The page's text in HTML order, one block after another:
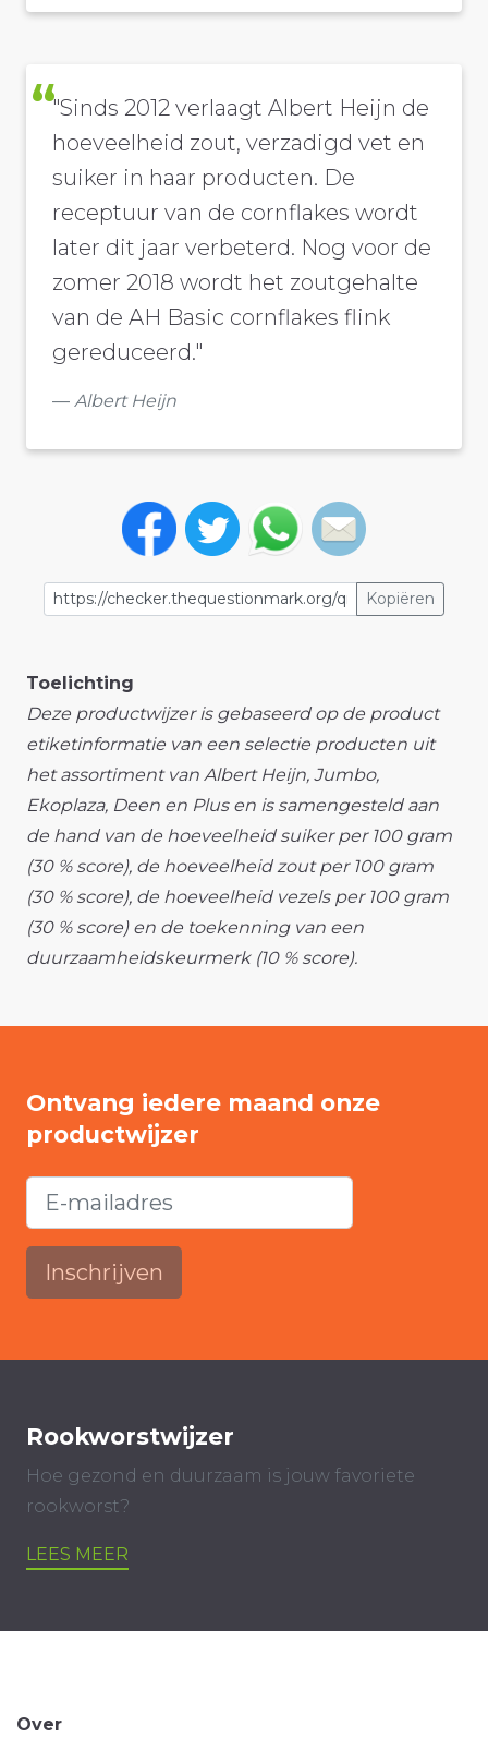
"Sinds 2012 verlaagt Albert Heijn de
hoeveelheid zout, verzadigd vet en
suiker in haar producten. De
receptuur van de cornflakes wordt
later dit jaar verbeterd. Nog voor de
zomer 2018 wordt het zoutgehalte
van de AH Basic cornflakes flink
gereduceerd."
Albert Heijn
Kopiëren
Toelichting
Deze productwijzer is gebaseerd op de product
etiketinformatie van een selectie producten uit
het assortiment van Albert Heijn, Jumbo,
Ekoplaza, Deen en Plus en is samengesteld aan
de hand van de hoeveelheid suiker per 100 gram
(30 % score), de hoeveelheid zout per 100 gram
(30 % score), de hoeveelheid vezels per 100 gram
(30 % score) en de toekenning van een
duurzaamheidskeurmerk (10 % score).
Ontvang iedere maand onze
productwijzer
Inschrijven
Rookworstwijzer
Hoe gezond en duurzaam is jouw favoriete
rookworst?
LEES MEER
Over